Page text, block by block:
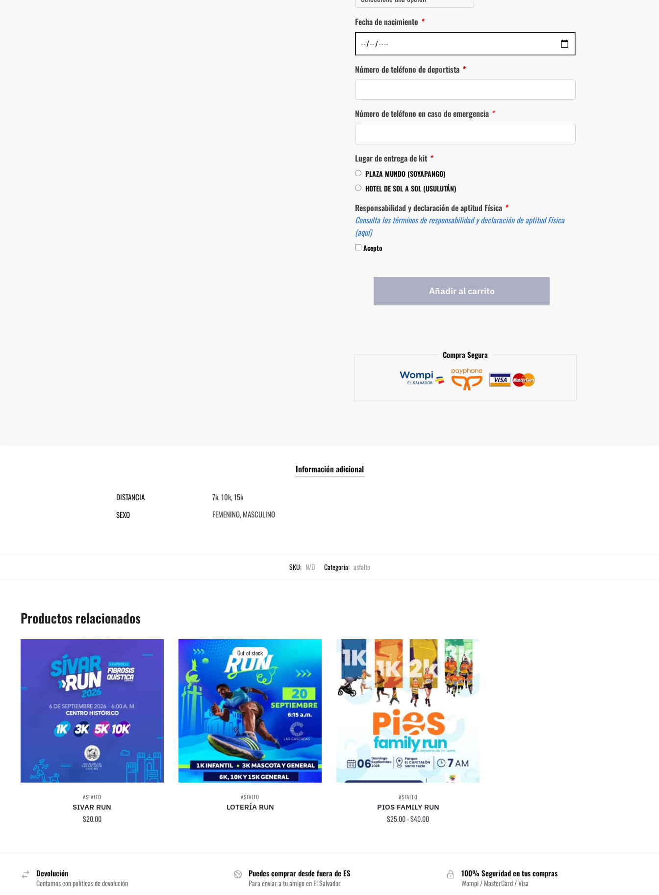
Fecha de nacimiento *
Número de teléfono de deportista *
Número de teléfono en caso de emergencia *
Lugar de entrega de kit *
PLAZA MUNDO (SOYAPANGO)
HOTEL DE SOL A SOL (USULUTÁN)
Responsabilidad y declaración de aptitud Física *
Consulta los términos de responsabilidad y declaración de aptitud Física
(aquí)
Acepto
Añadir al carrito
Compra Segura
Información adicional
DISTANCIA
7k, 10k, 15k
SEXO
FEMENINO, MASCULINO
SKU: N/D Categoría: asfalto
Productos relacionados
ASFALTO
SIVAR RUN
$20.00
variantes.
Out of stock
ASFALTO
LOTERÍA RUN
ASFALTO
PIOS FAMILY RUN
$25.00-$40.00Rango
Devolución
Contamos con políticas de devolución
Puedes comprar desde fuera de ES
Para enviar a tu amigo en El Salvador.
100% Seguridad en tus compras
Wompi / MasterCard / Visa